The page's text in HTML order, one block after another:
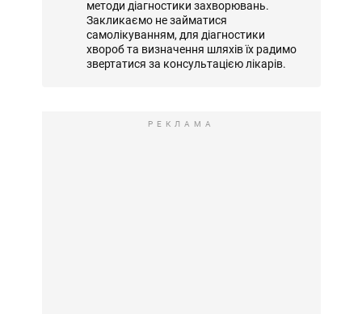
методи діагностики захворювань.
Закликаємо не займатися
самолікуванням, для діагностики
хвороб та визначення шляхів їх радимо
звертатися за консультацією лікарів.
РЕКЛАМА